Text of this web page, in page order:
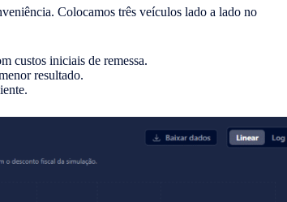
Colocamos três veículos lado a lado no
custos iniciais de remessa.
resultado.